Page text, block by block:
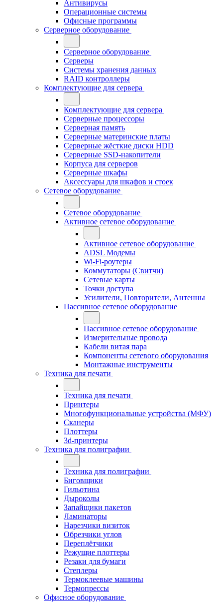
Антивирусы
Операционные системы
Офисные программы
Серверное оборудование
Серверное оборудование
Серверы
Системы хранения данных
RAID контроллеры
Комплектующие для сервера
Комплектующие для сервера
Серверные процессоры
Серверная память
Серверные материнские платы
Серверные жёсткие диски HDD
Серверные SSD-накопители
Корпуса для серверов
Серверные шкафы
Аксессуары для шкафов и стоек
Сетевое оборудование
Сетевое оборудование
Активное сетевое оборудование
Активное сетевое оборудование
ADSL Модемы
Wi-Fi-роутеры
Коммутаторы (Свитчи)
Сетевые карты
Точки доступа
Усилители, Повторители, Антенны
Пассивное сетевое оборудование
Пассивное сетевое оборудование
Измерительные провода
Кабели витая пара
Компоненты сетевого оборудования
Монтажные инструменты
Техника для печати
Техника для печати
Принтеры
Многофункциональные устройства (МФУ)
Сканеры
Плоттеры
3d-принтеры
Техника для полиграфии
Техника для полиграфии
Биговщики
Гильотина
Дыроколы
Запайщики пакетов
Ламинаторы
Нарезчики визиток
Обрезчики углов
Переплётчики
Режущие плоттеры
Резаки для бумаги
Степлеры
Термоклеевые машины
Термопрессы
Офисное оборудование